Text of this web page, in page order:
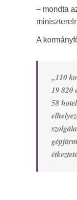
– mondta
A
„110
19 820
58